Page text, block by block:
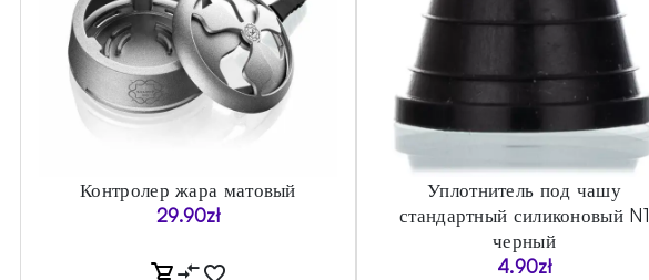
Контролер жара матовый
29.90zł
Уплотнитель под чашу
стандартный силиконовый N1
черный
4.90zł